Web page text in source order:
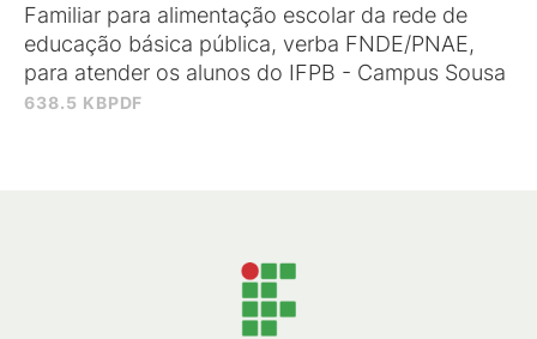
638.5 KBPDF
Familiar para alimentação escolar da rede de
educação básica pública, verba FNDE/PNAE,
para atender os alunos do IFPB - Campus Sousa